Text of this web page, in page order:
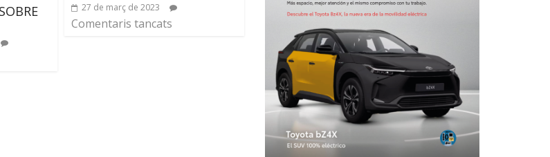
27 de març de 2023
Comentaris tancats